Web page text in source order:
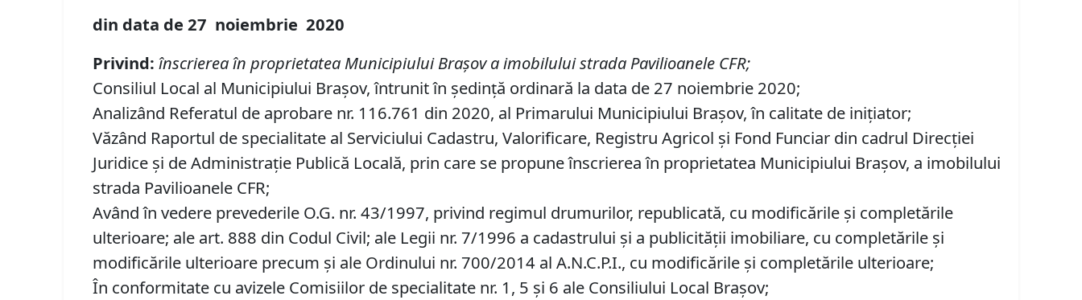
din data de27 noiembrie2020
Privind: înscrierea în proprietatea Municipiului Braşov a imobilului strada Pavilioanele CFR;
Consiliul Local al Municipiului Brașov, întrunit în ședință ordinară la data de 27 noiembrie 2020;
Analizând Referatul de aprobare nr. 116.761 din 2020, al Primarului Municipiului Brașov, în calitate de inițiator;
Văzând Raportul de specialitate al Serviciului Cadastru, Valorificare, Registru Agricol şi Fond Funciar din cadrul Direcţiei
Juridice şi de Administraţie Publică Locală, prin care se propune înscrierea în proprietatea Municipiului Braşov, a imobilului
strada Pavilioanele CFR;
Având în vedere prevederile O.G. nr. 43/1997, privind regimul drumurilor, republicată, cu modificările şi completările
ulterioare; ale art. 888 din Codul Civil; ale Legii nr. 7/1996 a cadastrului și a publicității imobiliare, cu completările și
modificările ulterioare precum și ale Ordinului nr. 700/2014 al A.N.C.P.I., cu modificările și completările ulterioare;
În conformitate cu avizele Comisiilor de specialitate nr. 1, 5 și 6 ale Consiliului Local Brașov;